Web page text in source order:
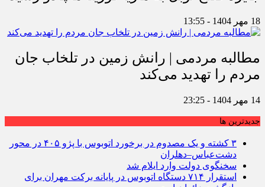
18 مهر 1404 - 13:55
مطالبه مردمی | رانش زمین در تلخاب جان
مردم را تهدید می‌کند
14 مهر 1404 - 23:25
جديدترين ها
۳ کشته و یک مصدوم در برخورد اتوبوس با پژو ۴۰۵ در محور
دشت‌عباس–دهلران
سخنگوی دولت وارد ایلام شد
استقرار ۷۱۴ دستگاه اتوبوس در پایانه برکت مهران برای